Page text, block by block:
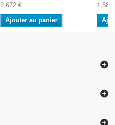
2,672 €
Ajouter au panier
1,580